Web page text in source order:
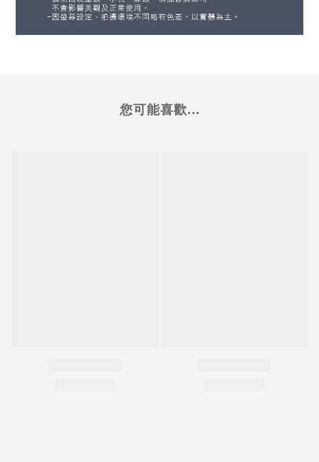
您可能喜歡...